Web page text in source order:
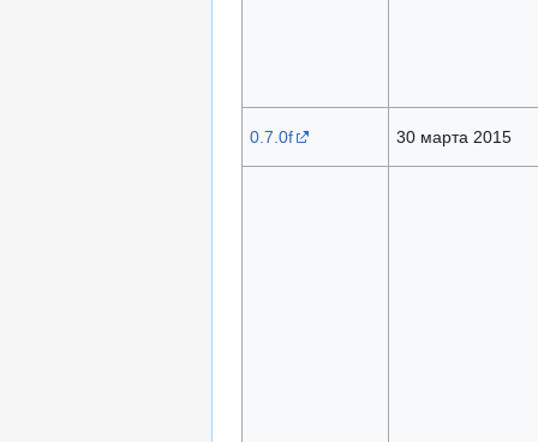
0.7.0f 30 марта 2015